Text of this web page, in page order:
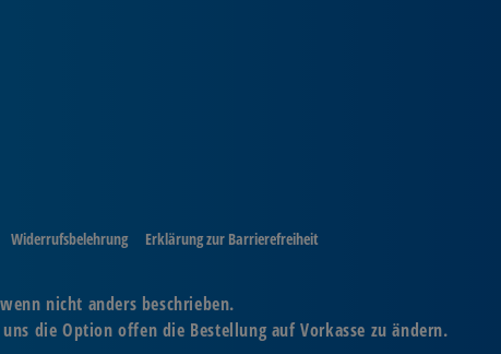
Widerrufsbelehrung Erklärung zur Barrierefreiheit
nicht anders beschrieben.
die Option offen die Bestellung auf Vorkasse zu ändern.